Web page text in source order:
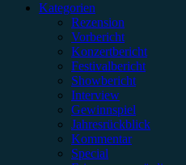
Kategorien
Rezension
Vorbericht
Konzertbericht
Festivalbericht
Showbericht
Interview
Gewinnspiel
Jahresrückblick
Kommentar
Special